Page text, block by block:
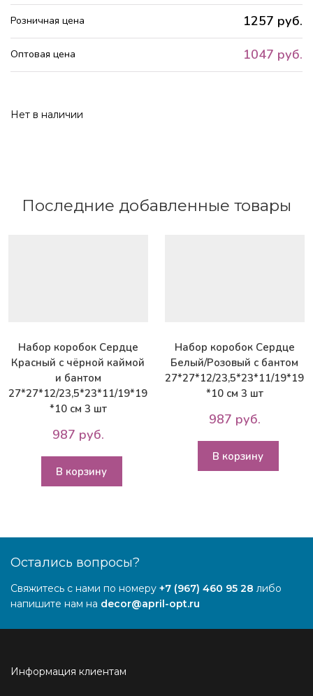
Розничная цена 1257 руб.
Оптовая цена 1047 руб.
Нет в наличии
Последние добавленные товары
Набор коробок Сердце
Красный с чёрной каймой
и бантом
27*27*12/23,5*23*11/19*19
*10 см 3 шт
987 руб.
В корзину
Набор коробок Сердце
Белый/Розовый с бантом
27*27*12/23,5*23*11/19*19
*10 см 3 шт
987 руб.
В корзину
Остались вопросы?
Свяжитесь с нами по номеру +7 (967) 460 95 28 либо
напишите нам на decor@april-opt.ru
Информация клиентам